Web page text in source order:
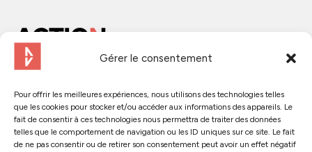
Gérer le consentement
Pour offrir les meilleures expériences, nous utilisons des technologies telles
que les cookies pour stocker et/ou accéder aux informations des appareils. Le
fait de consentir à ces technologies nous permettra de traiter des données
telles que le comportement de navigation ou les ID uniques sur ce site. Le fait
de ne pas consentir ou de retirer son consentement peut avoir un effet négatif
Suivez-nous :